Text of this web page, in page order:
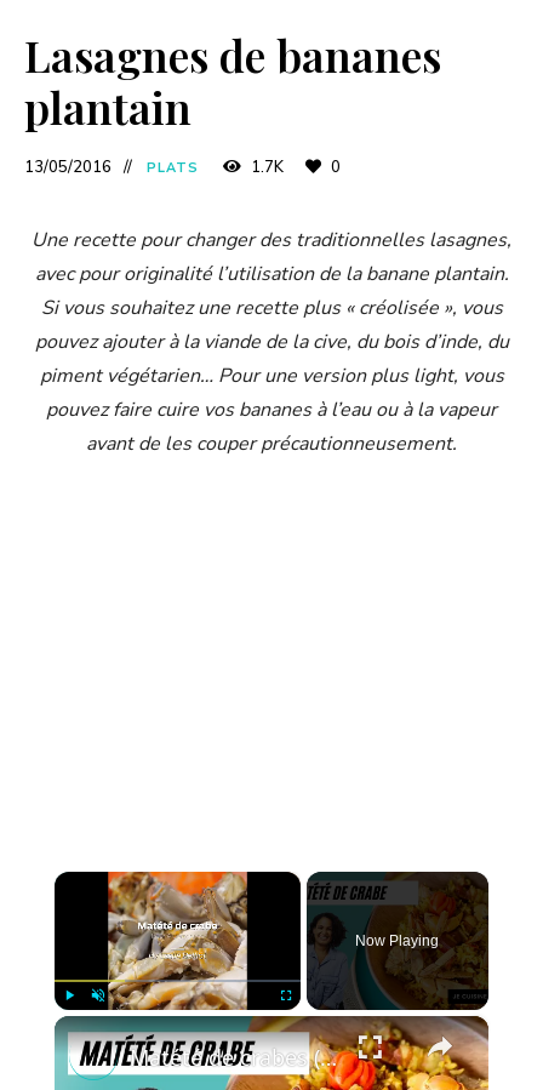
Lasagnes de bananes
plantain
13/05/2016 PLATS 1.7K 0
Une recette pour changer des traditionnelles lasagnes,
avec pour originalité l’utilisation de la banane plantain.
Si vous souhaitez une recette plus « créolisée », vous
pouvez ajouter à la viande de la cive, du bois d’inde, du
piment végétarien… Pour une version plus light, vous
pouvez faire cuire vos bananes à l’eau ou à la vapeur
avant de les couper précautionneusement.
×
Fullscreen
Now Playing
×
Matété de crabes (ou matoutou de crabes)